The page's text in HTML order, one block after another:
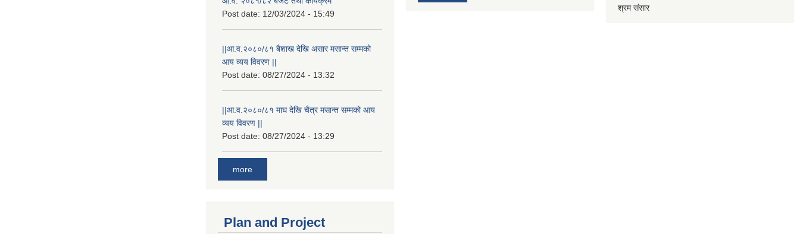
Post date: 12/03/2024 - 15:49
||आ.व.२०८०/८१ बैशाख देखि असार मसान्त सम्मको
आय व्यय विवरण ||
Post date: 08/27/2024 - 13:32
||आ.व.२०८०/८१ माघ देखि चैत्र मसान्त सम्मको आय
व्यय विवरण ||
Post date: 08/27/2024 - 13:29
more
Plan and Project
श्रम संसार